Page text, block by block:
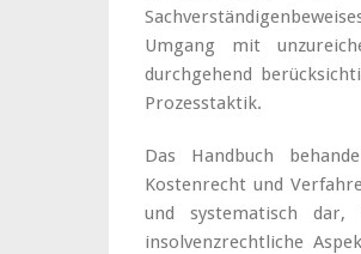
Umgang mit
durchgehend
Prozesstaktik.
Das Handbuch
Kostenrecht und
und systematisch dar,
insolvenzrechtliche